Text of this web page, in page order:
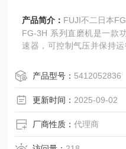
产品简介： FUJI不二日本
FG-3H 系列直磨机是一款
速器，可控制气压并保持
可对应各种规定。 该系列
轴型号。
产品型号： 5412052836
更新时间： 2025-09-02
厂商性质：代理商